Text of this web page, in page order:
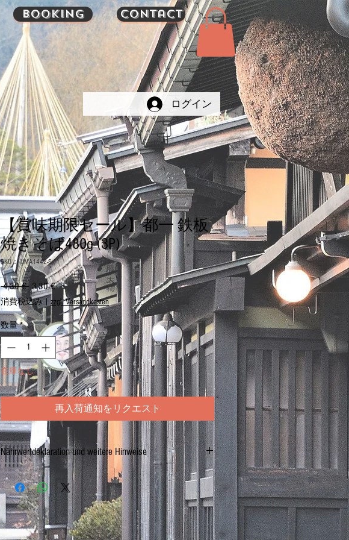
ログイン
【賞味期限セール】都一 鉄板
焼きそば480g (3P)
SKU： UMA1442-S
4,30 € 通
常
価
格
3,30 €セ
ー
ル
価
格
消費税込み|zzgl. Versandkosten
数量 *
在庫なし
再入荷通知をリクエスト
Nährwertdeklaration und weitere Hinweise
Booking Contact